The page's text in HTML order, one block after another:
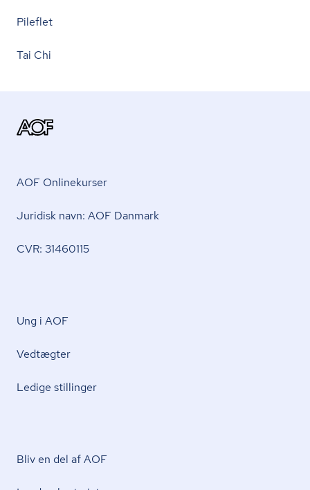
Pileflet
Tai Chi
AOF Onlinekurser
Juridisk navn: AOF Danmark
CVR: 31460115
Ung i AOF
Vedtægter
Ledige stillinger
Bliv en del af AOF